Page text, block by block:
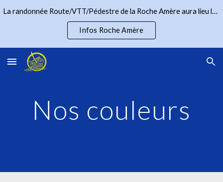
La randonnée Route/VTT/Pédestre de la Roche Amère aura lieu le Dimanche 12 avril 2026
Infos Roche Amère
Nos couleurs